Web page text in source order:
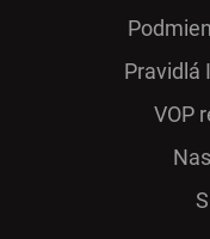
Pra­vidlá
VOP